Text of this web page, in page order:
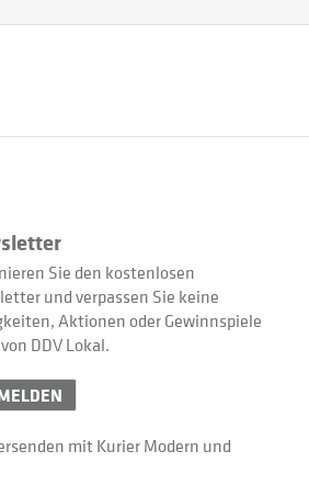
Sie den kostenlosen
und verpassen Sie keine
Aktionen oder Gewinnspiele
DDV Lokal.
mit Kurier Modern und